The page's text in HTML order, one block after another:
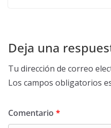
Deja una
Tu dirección de correo
Los campos obligatorios
Comentario *